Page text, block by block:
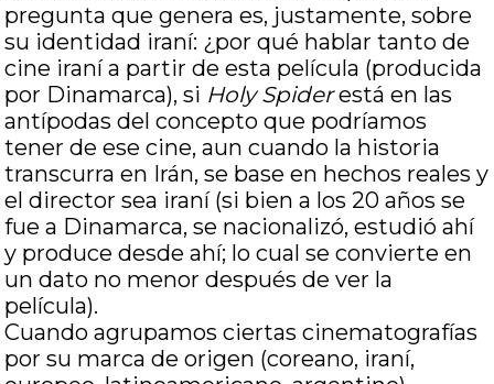
pregunta que genera es, justamente, sobre
su identidad iraní: ¿por qué hablar tanto de
cine iraní a partir de esta película (producida
por Dinamarca), si Holy Spiderestá en las
antípodas del concepto que podríamos
tener de ese cine, aun cuando la historia
transcurra en Irán, se base en hechos reales y
el director sea iraní (si bien a los 20 años se
fue a Dinamarca, se nacionalizó, estudió ahí
y produce desde ahí; lo cual se convierte en
un dato no menor después de ver la
película).
Cuando agrupamos ciertas cinematografías
por su marca de origen (coreano, iraní,